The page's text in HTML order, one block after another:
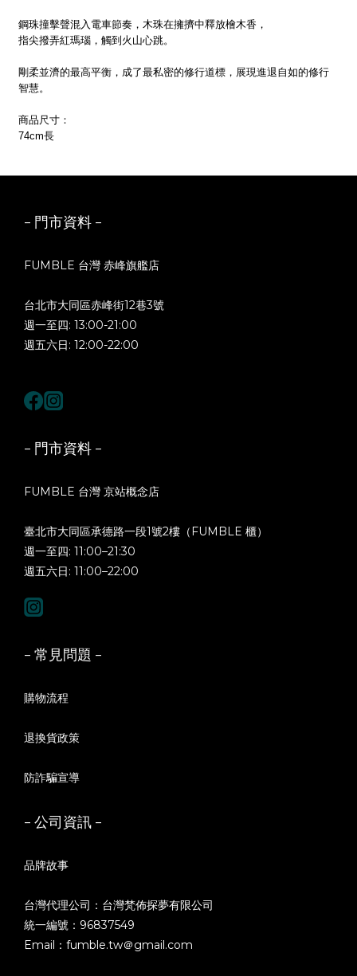
鋼珠撞擊聲混入電車節奏，木珠在擁擠中釋放檜木香，
指尖撥弄紅瑪瑙，觸到火山心跳。
剛柔並濟的最高平衡，成了最私密的修行道標，展現進退自如的修行
智慧。
商品尺寸：
74cm長
- 門市資料 -
FUMBLE 台灣 赤峰旗艦店
台北市大同區赤峰街12巷3號
週一至四: 13:00-21:00
週五六日: 12:00-22:00
- 門市資料 -
FUMBLE 台灣 京站概念店
臺北市大同區承德路一段1號2樓（FUMBLE 櫃）
週一至四: 11:00–21:30
週五六日: 11:00–22:00
- 常見問題 -
購物流程
退換貨政策
防詐騙宣導
- 公司資訊 -
品牌故事
台灣代理公司：台灣梵佈探夢有限公司
統一編號：96837549
Email：fumble.tw＠gmail.com